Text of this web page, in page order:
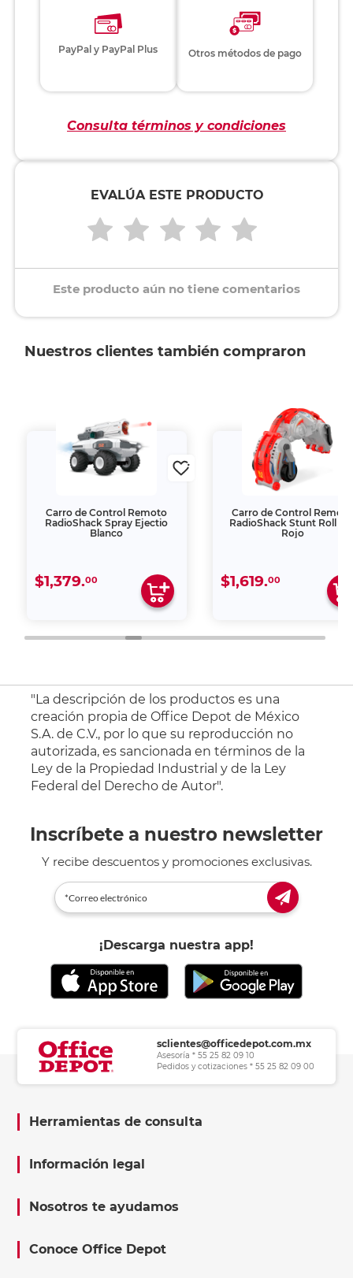
PayPal y PayPal Plus Otros métodos de pago
Consulta términos y condiciones
EVALÚA ESTE PRODUCTO
Este producto aún no tiene comentarios
Nuestros clientes también compraron
Carro de Control Remoto
RadioShack Spray Ejectio
Blanco
$1,379.00
Carro de Control Remoto
RadioShack Stunt Roll
Rojo
$1,619.00
"La descripción de los productos es una
creación propia de Office Depot de México
S.A. de C.V., por lo que su reproducción no
autorizada, es sancionada en términos de la
Ley de la Propiedad Industrial y de la Ley
Federal del Derecho de Autor".
Inscríbete a nuestro newsletter
Y recibe descuentos y promociones exclusivas.
¡Descarga nuestra app!
sclientes@officedepot.com.mx
Asesoría * 55 25 82 09 10
Pedidos y cotizaciones * 55 25 82 09 00
Herramientas de consulta
Información legal
Nosotros te ayudamos
Conoce Office Depot